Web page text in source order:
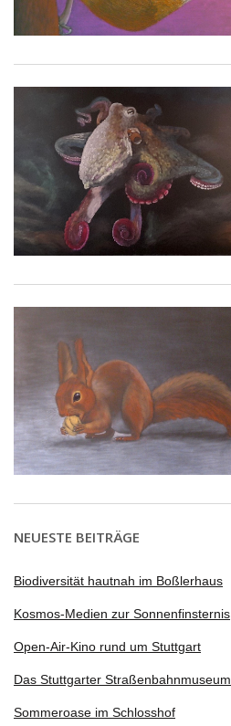
NEUESTE BEITRÄGE
Biodiversität hautnah im Boßlerhaus
Kosmos-Medien zur Sonnenfinsternis
Open-Air-Kino rund um Stuttgart
Das Stuttgarter Straßenbahnmuseum
Sommeroase im Schlosshof